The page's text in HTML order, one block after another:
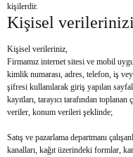
kişilerdir.
Kişisel
Kişisel verileriniz,
Firmamız internet sitesi ve mobil
kimlik numarası, adres, telefon, iş
şifresi kullanılarak giriş yapılan
kayıtları, tarayıcı tarafından
veriler, konum verileri şeklinde;
Satış ve pazarlama departmanı
kanalları, kağıt üzerindeki formlar,